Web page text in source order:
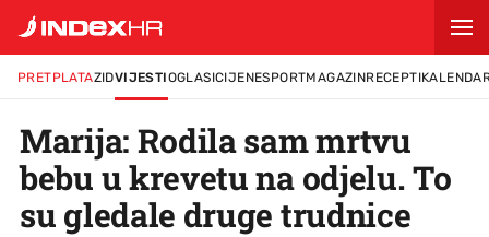
PRETPLATAZIDVIJESTIOGLASICIJENESPORTMAGAZINRECEPTI
Marija: Rodila sam mrtvu
bebu u krevetu na odjelu. To
su gledale druge trudnice